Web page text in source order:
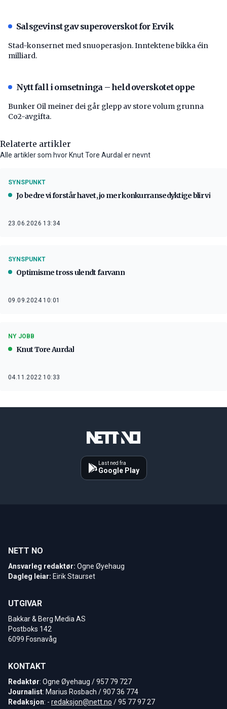
Salsgevinst gav superoverskot for Ervik
Stad-konsernet med snuoperasjon. Inntektene bikka éin
milliard.
Nytt fall i omsetninga – held overskotet oppe
Bunker Oil meiner dei går glepp av store volum grunna
Co2-avgifta.
Relaterte artikler
Alle artikler som hvor Knut Tore Aurdal er nevnt
SYNSPUNKT
Jo bedre vi forstår havet, jo mer konkurransedyktige blir vi
23.06.2026 13:34
SYNSPUNKT
Optimisme tross ulendt farvann
09.09.2024 10:01
NY JOBB
Knut Tore Aurdal
04.11.2022 10:33
Last ned fra
Google Play
NETT NO
Ansvarleg redaktør: Ogne Øyehaug
Dagleg leiar: Eirik Staurset
UTGIVAR
Bakkar & Berg Media AS
Postboks 142
6099 Fosnavåg
KONTAKT
Redaktør: Ogne Øyehaug / 957 79 727
Journalist: Marius Rosbach / 907 36 774
Redaksjon: - redaksjon@nett.no / 95 77 97 27